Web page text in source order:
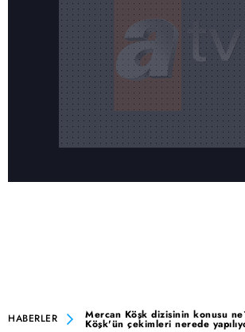
HABERLER Mercan Köşk dizisinin konusu
Köşk'ün çekimleri nerede